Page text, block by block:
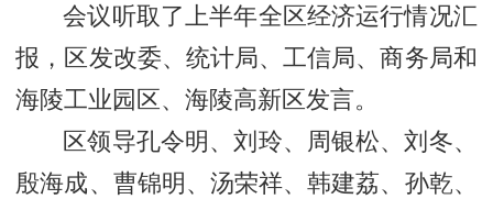
会议听取了上半年全区经济运行情况汇
报，区发改委、统计局、工信局、商务局和
海陵工业园区、海陵高新区发言。
区领导孔令明、刘玲、周银松、刘冬、
殷海成、曹锦明、汤荣祥、韩建荔、孙乾、